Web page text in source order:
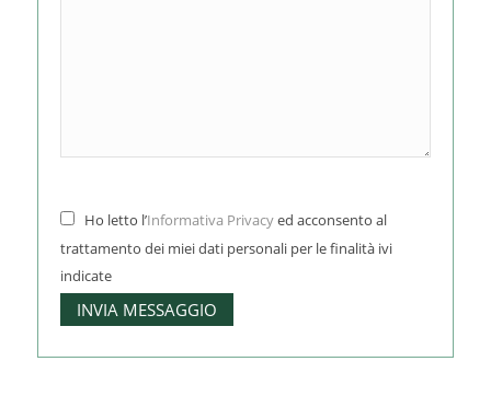
Ho letto l’Informativa Privacyed acconsento al
trattamento dei miei dati personali per le finalità ivi
indicate